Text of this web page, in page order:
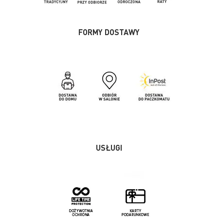
FORMY DOSTAWY
USŁUGI